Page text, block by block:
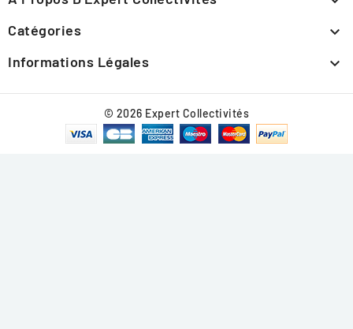
Catégories 
Informations Légales 
© 2026 Expert Collectivités